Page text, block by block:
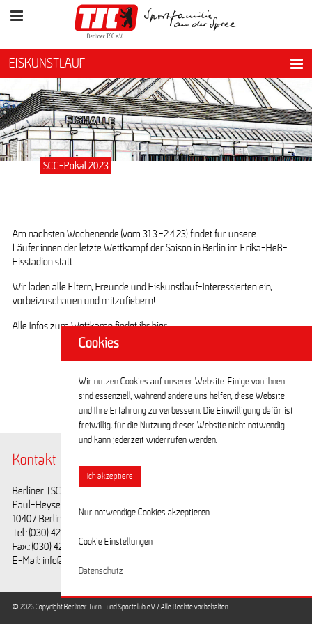
EISKUNSTLAUF
SCC-Pokal 2023
Am nächsten Wochenende (vom 31.3.-2.4.23) findet für unsere
Läufer:innen der letzte Wettkampf der Saison in Berlin im Erika-Heß-
Eisstadion statt.
Wir laden alle Eltern, Freunde und Eiskunstlauf-Interessierten ein,
vorbeizuschauen und mitzufiebern!
Alle Infos zum Wettkamp findet ihrhier:
Kontakt
Berliner TSC e.V.
Paul-Heyse-Straße 25
10407 Berlin
Tel.: (030) 42028593
Fax.: (030) 42028594
E-Mail: info@berlinertsc.de
© 2026 Copyright Berliner Turn- und Sportclub e.V. / Alle Rechte vorbehalten.
Cookies
Wir nutzen Cookies auf unserer Website. Einige von ihnen
sind essenziell, während andere uns helfen, diese Website
und Ihre Erfahrung zu verbessern. Die Einwilligung dafür ist
freiwillig, für die Nutzung dieser Website nicht notwendig
und kann jederzeit widerrufen werden.
Ich akzeptiere
Nur notwendige Cookies akzeptieren
Cookie Einstellungen
Datenschutz